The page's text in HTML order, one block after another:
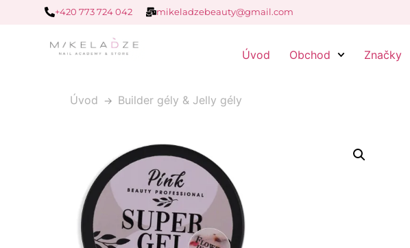
+420 773 724 042 mikeladzebeauty@gmail.com
Úvod Obchod Značky
Úvod Builder gély & Jelly gély